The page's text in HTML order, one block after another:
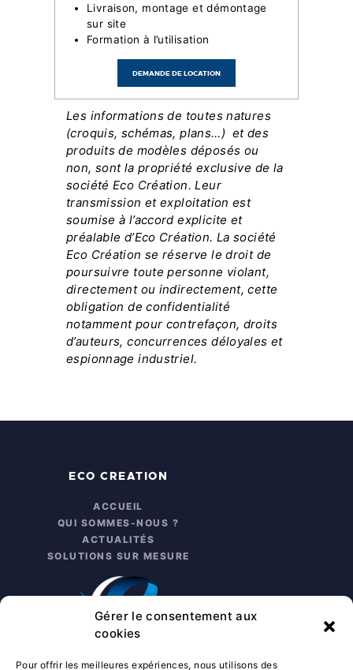
Gérer le consentement aux
cookies
Pour offrir les meilleures expériences, nous utilisons des
Livraison, montage et démontage
sur site
Formation à l’utilisation
DEMANDE DE LOCATION
Les informations de toutes natures
(croquis, schémas, plans…) et des
produits de modèles déposés ou
non, sont la propriété exclusive de la
société Eco Création. Leur
transmission et exploitation est
soumise à l’accord explicite et
préalable d’Eco Création. La société
Eco Création se réserve le droit de
poursuivre toute personne violant,
directement ou indirectement, cette
obligation de confidentialité
notamment pour contrefaçon, droits
d’auteurs, concurrences déloyales et
espionnage industriel.
ECO CREATION
ACCUEIL
QUI SOMMES-NOUS ?
ACTUALITÉS
SOLUTIONS SUR MESURE